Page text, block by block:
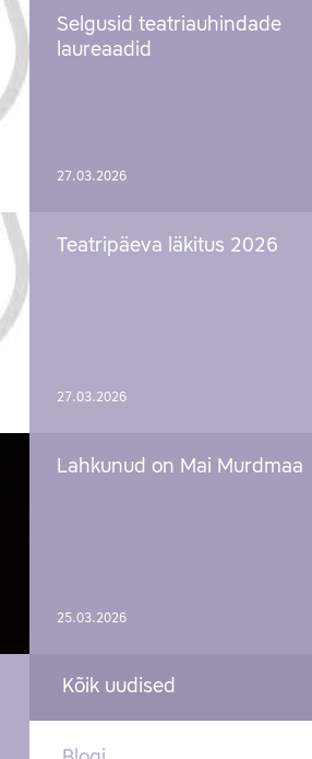
Selgusid teatriauhindade
laureaadid
27.03.2026
Teatripäeva läkitus 2026
27.03.2026
Lahkunud on Mai Murdmaa
25.03.2026
Kõik uudised